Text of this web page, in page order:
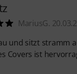
MariusG.
und sitzt stramm
Covers ist